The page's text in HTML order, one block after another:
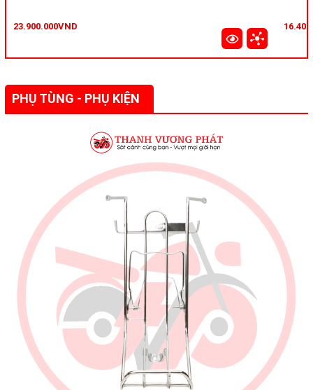
23.900.000VND
PHỤ TÙNG - PHỤ KIỆN